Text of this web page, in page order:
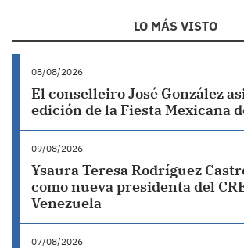
LO MÁS VISTO
08/08/2026
El conselleiro José González
edición de la Fiesta Mexicana
09/08/2026
Ysaura Teresa Rodríguez
como nueva presidenta del
Venezuela
07/08/2026